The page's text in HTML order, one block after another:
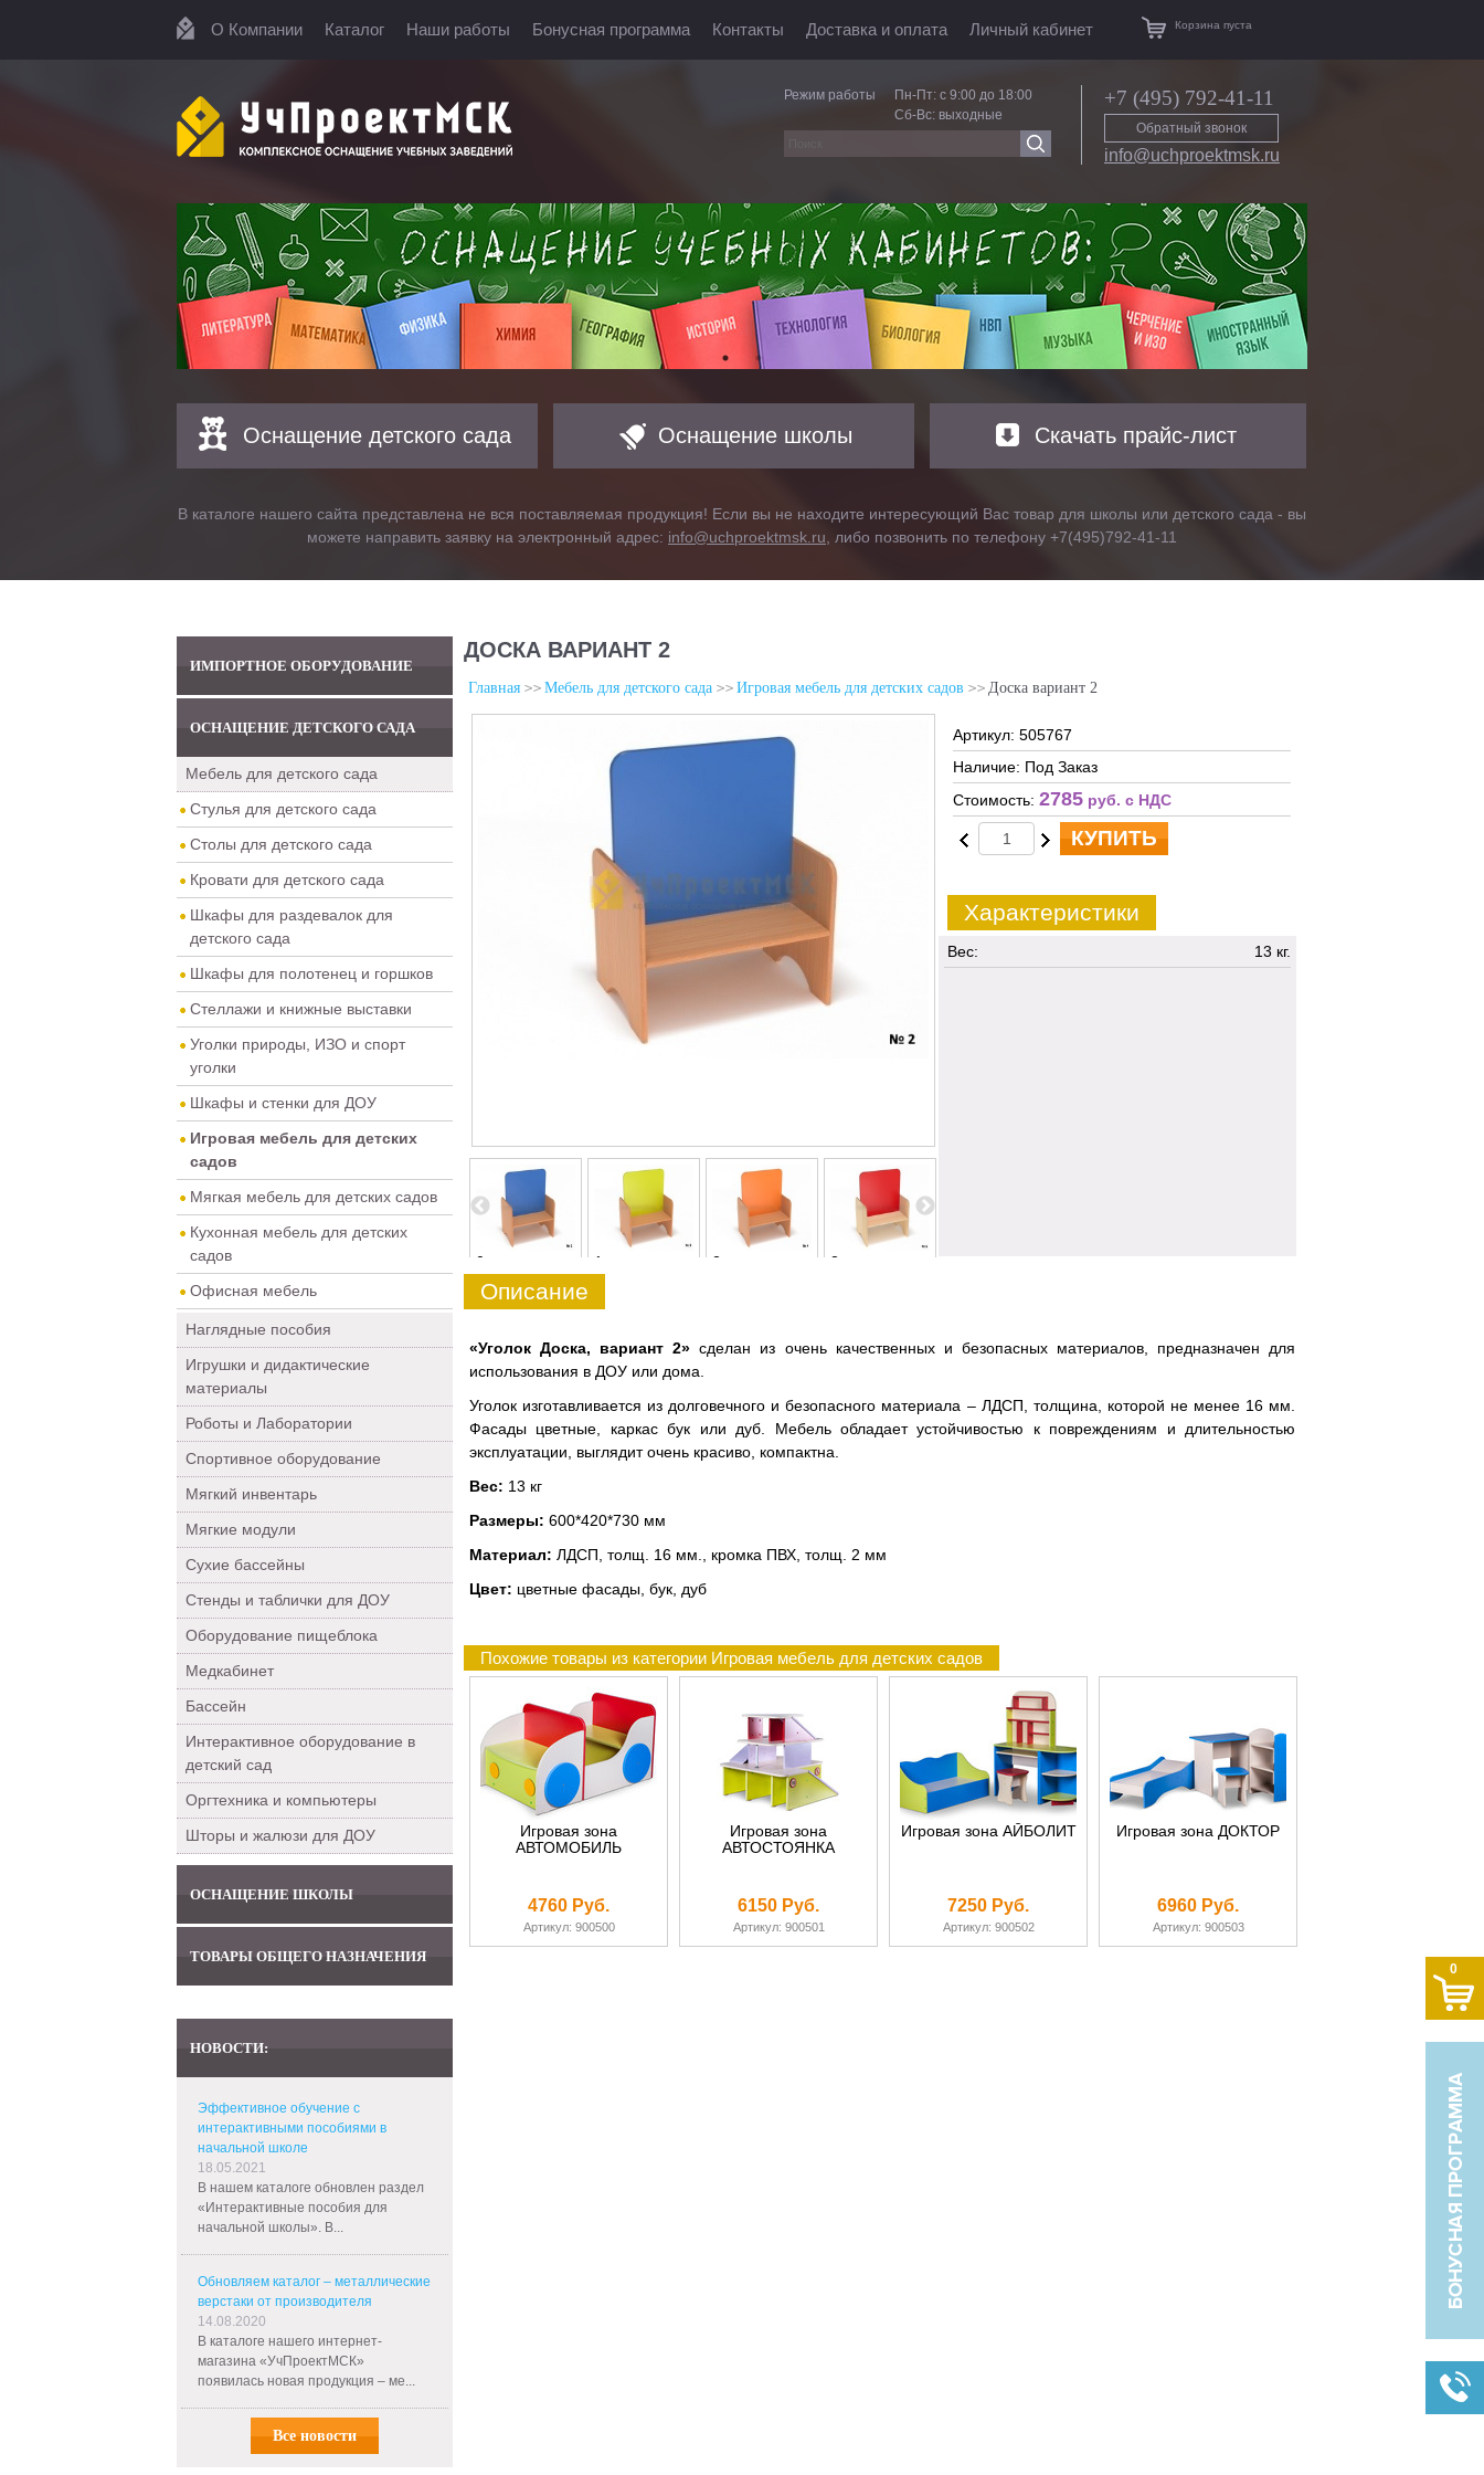
О Компании Каталог Наши работы Бонусная программа Контакты Доставка и оплата Личный кабинет Корзина пуста
Режим работы
Пн-Пт: с 9:00 до 18:00
Сб-Вс: выходные
+7 (495) 792-41-11
Обратный звонок
info@uchproektmsk.ru
Оснащение детского сада Оснащение школы Скачать прайс-лист
В каталоге нашего сайта представлена не вся поставляемая продукция! Если вы не находите интересующий Вас товар для школы или детского сада - вы
можете направить заявку на электронный адрес: info@uchproektmsk.ru , либо позвонить по телефону +7(495)792-41-11
ИМПОРТНОЕ ОБОРУДОВАНИЕ
ОСНАЩЕНИЕ ДЕТСКОГО САДА
Мебель для детского сада
Стулья для детского сада
Столы для детского сада
Кровати для детского сада
Шкафы для раздевалок для
детского сада
Шкафы для полотенец и горшков
Стеллажи и книжные выставки
Уголки природы, ИЗО и спорт
уголки
Шкафы и стенки для ДОУ
Игровая мебель для детских
садов
Мягкая мебель для детских садов
Кухонная мебель для детских
садов
Офисная мебель
Наглядные пособия
Игрушки и дидактические
материалы
Роботы и Лаборатории
Спортивное оборудование
Мягкий инвентарь
Мягкие модули
Сухие бассейны
Стенды и таблички для ДОУ
Оборудование пищеблока
Медкабинет
Бассейн
Интерактивное оборудование в
детский сад
Оргтехника и компьютеры
Шторы и жалюзи для ДОУ
ОСНАЩЕНИЕ ШКОЛЫ
ТОВАРЫ ОБЩЕГО НАЗНАЧЕНИЯ
НОВОСТИ:
Эффективное обучение с
интерактивными пособиями в
начальной школе
18.05.2021
В нашем каталоге обновлен раздел
«Интерактивные пособия для
начальной школы». В...
Обновляем каталог – металлические
верстаки от производителя
14.08.2020
В каталоге нашего интернет-
магазина «УчПроектМСК»
появилась новая продукция – ме...
Все новости
ДОСКА ВАРИАНТ 2
Главная Мебель для детского сада Игровая мебель для детских садов Доска вариант 2
0 1 2 3
Артикул: 505767
Наличие: Под Заказ
Стоимость: 2785 руб. c НДС
КУПИТЬ
Характеристики
Вес: 13 кг.
Описание
«Уголок Доска, вариант 2»сделан из очень качественных и безопасных материалов, предназначен для
использования в ДОУ или дома.
Уголок изготавливается из долговечного и безопасного материала – ЛДСП, толщина, которой не менее 16 мм.
Фасады цветные, каркас бук или дуб. Мебель обладает устойчивостью к повреждениям и длительностью
эксплуатации, выглядит очень красиво, компактна.
Вес: 13 кг
Размеры: 600*420*730 мм
Материал: ЛДСП, толщ. 16 мм., кромка ПВХ, толщ. 2 мм
Цвет: цветные фасады, бук, дуб
Похожие товары из категории Игровая мебель для детских садов
Игровая зона
АВТОМОБИЛЬ
4760 Руб.
Артикул: 900500
Игровая зона
АВТОСТОЯНКА
6150 Руб.
Артикул: 900501
Игровая зона АЙБОЛИТ
7250 Руб.
Артикул: 900502
Игровая зона ДОКТОР
6960 Руб.
Артикул: 900503
0